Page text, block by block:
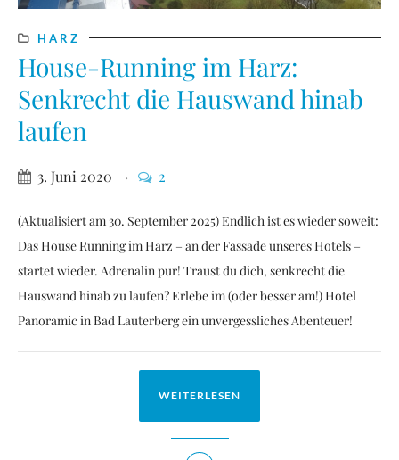
HARZ
House-Running im Harz:
Senkrecht die Hauswand hinab
laufen
3. Juni 2020 2
(Aktualisiert am 30. September 2025) Endlich ist es wieder soweit:
Das House Running im Harz – an der Fassade unseres Hotels –
startet wieder. Adrenalin pur! Traust du dich, senkrecht die
Hauswand hinab zu laufen? Erlebe im (oder besser am!) Hotel
Panoramic in Bad Lauterberg ein unvergessliches Abenteuer!
WEITERLESEN